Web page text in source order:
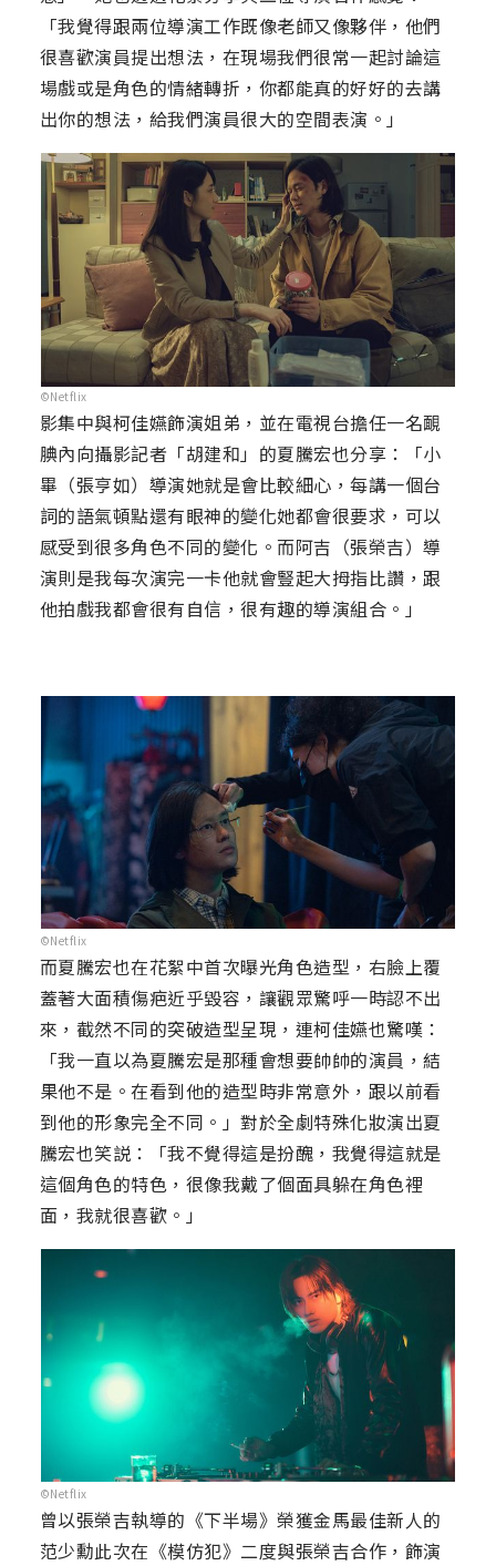
「我覺得跟兩位導演工作既像老師又像夥伴，他們
很喜歡演員提出想法，在現場我們很常一起討論這
場戲或是角色的情緒轉折，你都能真的好好的去講
出你的想法，給我們演員很大的空間表演。」
©Netflix
影集中與柯佳嬿飾演姐弟，並在電視台擔任一名靦
腆內向攝影記者「胡建和」的夏騰宏也分享：「小
畢（張亨如）導演她就是會比較細心，每講一個台
詞的語氣頓點還有眼神的變化她都會很要求，可以
感受到很多角色不同的變化。而阿吉（張榮吉）導
演則是我每次演完一卡他就會豎起大拇指比讚，跟
他拍戲我都會很有自信，很有趣的導演組合。」
©Netflix
而夏騰宏也在花絮中首次曝光角色造型，右臉上覆
蓋著大面積傷疤近乎毀容，讓觀眾驚呼一時認不出
來，截然不同的突破造型呈現，連柯佳嬿也驚嘆：
「我一直以為夏騰宏是那種會想要帥帥的演員，結
果他不是。在看到他的造型時非常意外，跟以前看
到他的形象完全不同。」對於全劇特殊化妝演出夏
騰宏也笑説：「我不覺得這是扮醜，我覺得這就是
這個角色的特色，很像我戴了個面具躲在角色裡
面，我就很喜歡。」
©Netflix
曾以張榮吉執導的《下半場》榮獲金馬最佳新人的
范少勳此次在《模仿犯》二度與張榮吉合作，飾演